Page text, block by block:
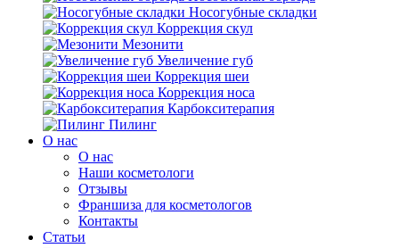
Носогубные складки
Коррекция скул
Мезонити
Увеличение губ
Коррекция шеи
Коррекция носа
Карбокситерапия
Пилинг
O нас
O нас
Наши косметологи
Отзывы
Франшиза для косметологов
Контакты
Статьи